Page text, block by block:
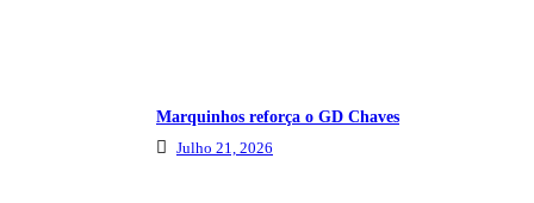
Marquinhos reforça o GD Chaves
Julho 21, 2026